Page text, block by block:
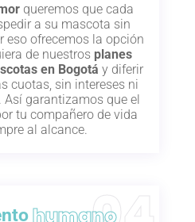
queremos que cada
a su mascota sin
eso ofrecemos la opción
de nuestros planes
en Bogotá y diferir
cuotas, sin intereses ni
garantizamos que el
tu compañero de vida
al alcance.
humano